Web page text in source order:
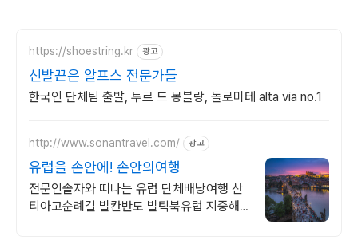
https://shoestring.kr 광고
신발끈은 알프스 전문가들
한국인 단체팀 출발, 투르 드 몽블랑, 돌로미테 alta via no.1
http://www.sonantravel.com/ 광고
유럽을 손안에! 손안의여행
전문인솔자와 떠나는 유럽 단체배낭여행 산
티아고순례길 발칸반도 발틱북유럽 지중해